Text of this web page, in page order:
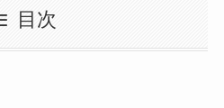
効果や使い方などまとめて紹
介！
目次